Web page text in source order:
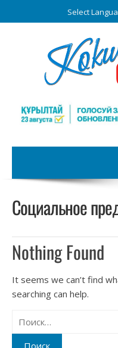
Select
Социальное
Nothing Found
It seems we can’t find
searching can help.
Найти: